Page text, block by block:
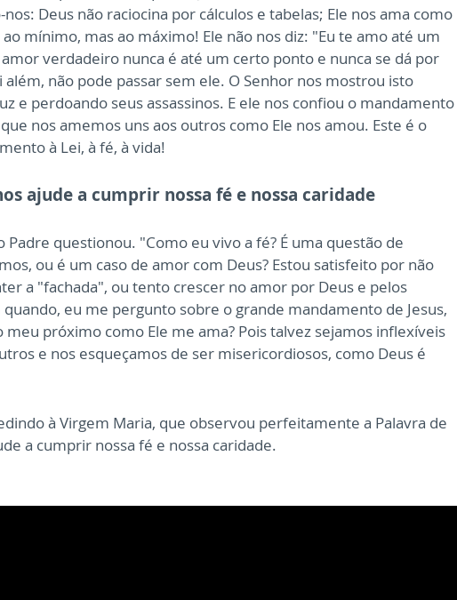
Deus não raciocina por cálculos e tabelas; Ele nos ama como
mínimo, mas ao máximo! Ele não nos diz: "Eu te amo até um
verdadeiro nunca é até um certo ponto e nunca se dá por
não pode passar sem ele. O Senhor nos mostrou isto
e perdoando seus assassinos. E ele nos confiou o mandamento
nos amemos uns aos outros como Ele nos amou. Este é o
à Lei, à fé, à vida!
ajude a cumprir nossa fé e nossa caridade
Padre questionou. "Como eu vivo a fé? É uma questão de
ou é um caso de amor com Deus? Estou satisfeito por não
a "fachada", ou tento crescer no amor por Deus e pelos
quando, eu me pergunto sobre o grande mandamento de Jesus,
próximo como Ele me ama? Pois talvez sejamos inflexíveis
e nos esqueçamos de ser misericordiosos, como Deus é
à Virgem Maria, que observou perfeitamente a Palavra de
a cumprir nossa fé e nossa caridade.